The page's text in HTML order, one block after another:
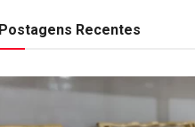
Postagens Recentes